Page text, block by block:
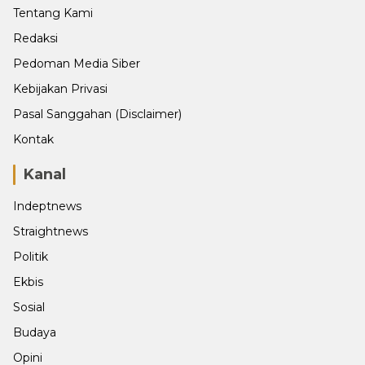
Tentang Kami
Redaksi
Pedoman Media Siber
Kebijakan Privasi
Pasal Sanggahan (Disclaimer)
Kontak
Kanal
Indeptnews
Straightnews
Politik
Ekbis
Sosial
Budaya
Opini